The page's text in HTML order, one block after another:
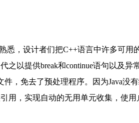
，设计者们把C++语言中许多可用
以提供break和continue语句以及异
，免去了预处理程序。因为Java没
用，实现自动的无用单元收集，使